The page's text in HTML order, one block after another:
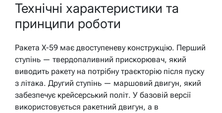
Технічні характеристики та
принципи роботи
Ракета Х-59 має двоступеневу конструкцію. Перший
ступінь — твердопаливний прискорювач, який
виводить ракету на потрібну траєкторію після пуску
з літака. Другий ступінь — маршовий двигун, який
забезпечує крейсерський політ. У базовій версії
використовується ракетний двигун, а в